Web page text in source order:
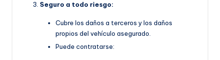
Seguro a todo riesgo:
Cubre los daños a terceros y los daños
propios del vehículo asegurado.
Puede contratarse: